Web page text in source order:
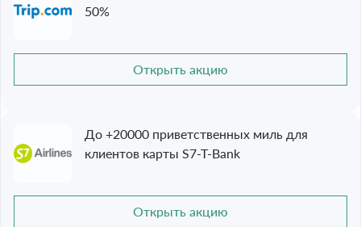
50%
Открыть акцию
До +20000 приветственных миль для
клиентов карты S7-T-Bank
Открыть акцию